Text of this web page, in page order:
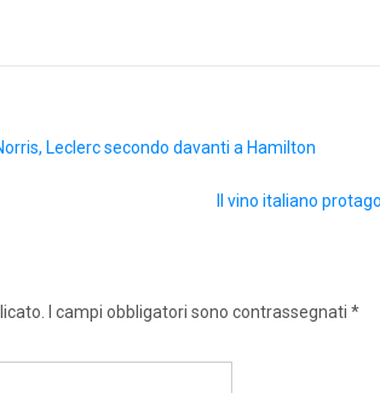
Leclerc secondo davanti a Hamilton
Il vino italiano
I campi obbligatori sono contrassegnati *